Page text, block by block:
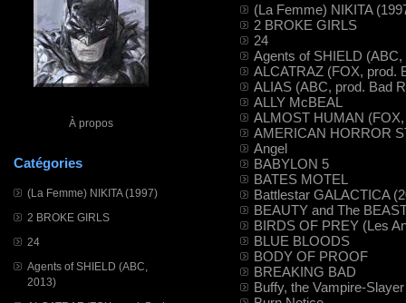
À propos
Catégories
(La Femme) NIKITA (1997)
2 BROKE GIRLS
24
Agents of SHIELD (ABC,
2013)
(La Femme) NIKITA
2 BROKE GIRLS
24
Agents of SHIELD (ABC,
ALCATRAZ (FOX, prod.
ALIAS (ABC, prod. Bad
ALLY McBEAL
ALMOST HUMAN
AMERICAN HORROR
Angel
BABYLON 5
BATES MOTEL
Battlestar GALACTICA
BEAUTY and The
BIRDS OF PREY (Les
BLUE BLOODS
BODY OF PROOF
BREAKING BAD
Buffy, the Vampire-Slayer